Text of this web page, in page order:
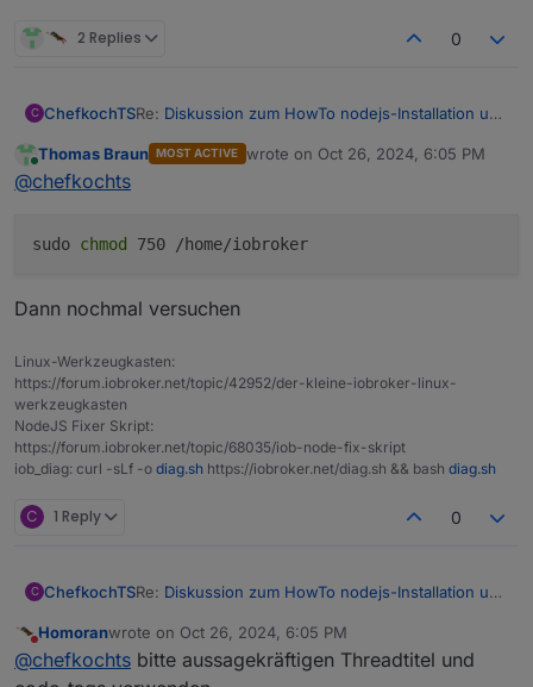
2 Replies 0
C ChefkochTSRe: Diskussion zum HowTo nodejs-Installation und
Ich habe das update mit iob nodejs-update
Ich wollte von 18.20.4 auf 20.18.0 kommen.
Thorsten
benutzt die Code Tags Funktion ->
Hiergehts zur Hilfe.
Online
Thomas Braun MOST ACTIVE wrote on Oct 26, 2024, 6:05 PM
last edited by
@chefkochts
sudo chmod 750 /home/iobroker
Dann nochmal versuchen
Linux-Werkzeugkasten:
https://forum.iobroker.net/topic/42952/der-kleine-iobroker-linux-
werkzeugkasten
NodeJS Fixer Skript:
https://forum.iobroker.net/topic/68035/iob-node-fix-skript
iob_diag: curl -sLf -o diag.sh https://iobroker.net/diag.sh && bash diag.sh
C 1 Reply 0
C ChefkochTSRe: Diskussion zum HowTo nodejs-Installation und
Ich habe das update mit iob nodejs-update
probiert und bekomme folgende Meldung:
Do not disturb
Homoranwrote on Oct 26, 2024, 6:05 PM
last edited by
@chefkochts bitte aussagekräftigen Threadtitel und